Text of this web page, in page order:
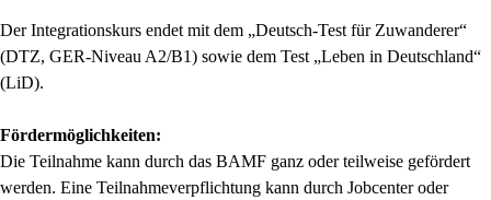
Der Integrationskurs endet mit dem „Deutsch-Test für Zuwanderer“
(DTZ, GER-Niveau A2/B1) sowie dem Test „Leben in Deutschland“
(LiD).
Fördermöglichkeiten:
Die Teilnahme kann durch das BAMF ganz oder teilweise gefördert
werden. Eine Teilnahmeverpflichtung kann durch Jobcenter oder